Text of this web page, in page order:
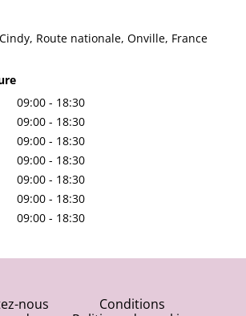
Route nationale, Onville, France
09:00 - 18:30
09:00 - 18:30
09:00 - 18:30
09:00 - 18:30
09:00 - 18:30
09:00 - 18:30
09:00 - 18:30
nous
Conditions